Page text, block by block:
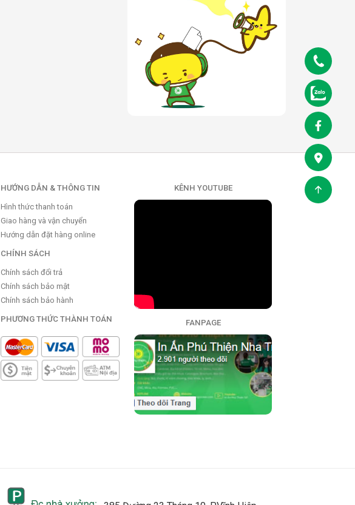
HƯỚNG DẪN & THÔNG TIN
Hình thức thanh toán
Giao hàng và vận chuyển
Hướng dẫn đặt hàng online
CHÍNH SÁCH
Chính sách đổi trả
Chính sách bảo mật
Chính sách bảo hành
PHƯƠNG THỨC THÀNH TOÁN
KÊNH YOUTUBE
FANPAGE